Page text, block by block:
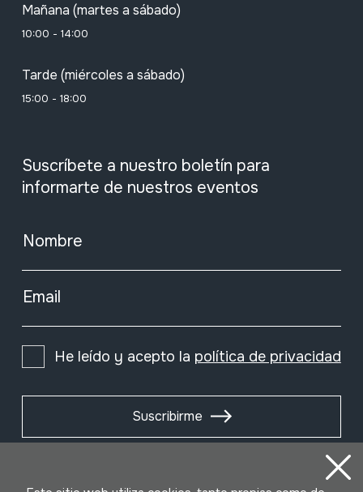
Mañana (martes a sábado)
10:00 - 14:00
Tarde (miércoles a sábado)
15:00 - 18:00
Suscríbete a nuestro boletín para
informarte de nuestros eventos
Nombre
Email
He leído y acepto la política de privacidad
Suscribirme